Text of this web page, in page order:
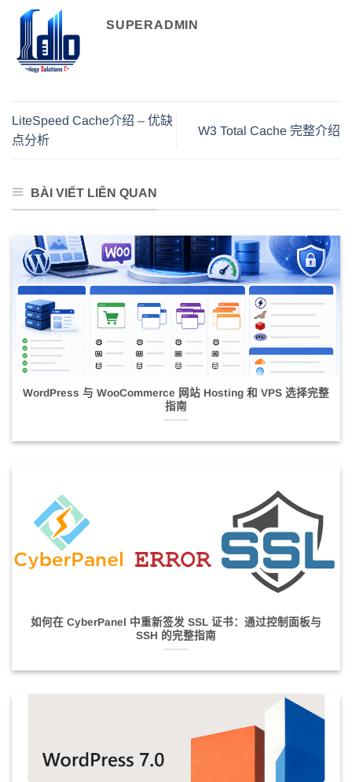
SUPERADMIN
LiteSpeed Cache介绍 – 优缺
点分析
W3 Total Cache 完整介绍
BÀI VIẾT LIÊN QUAN
WordPress 与 WooCommerce 网站 Hosting 和 VPS 选择完整
指南
如何在 CyberPanel 中重新签发 SSL 证书：通过控制面板与
SSH 的完整指南